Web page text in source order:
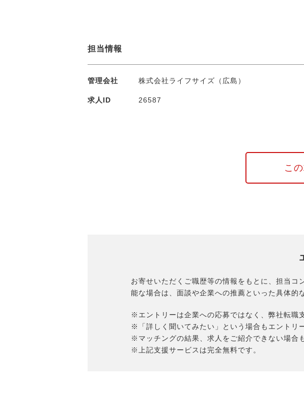
担当情報
管理会社 株式会社ライフサイズ（広島）
求人ID 26587
こ
お寄せいただくご職歴等の情報をもとに、担当
能な場合は、面談や企業への推薦といった具体的
※エントリーは企業への応募ではなく、弊社転職
※「詳しく聞いてみたい」という場合もエントリ
※マッチングの結果、求人をご紹介できない場合
※上記支援サービスは完全無料です。